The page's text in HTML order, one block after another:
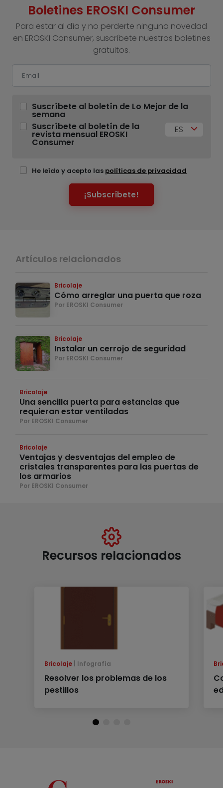
Boletines EROSKI Consumer
Para estar al día y no perderte ninguna novedad
en EROSKI Consumer, suscríbete nuestros boletines
gratuitos.
Suscríbete al boletín de Lo Mejor de la
semana
Suscríbete al boletín de la
revista mensual EROSKI
Consumer
ES
He leído y acepto las políticas de privacidad
¡Subscríbete!
Artículos relacionados
Bricolaje
Cómo arreglar una puerta que roza
Por EROSKI Consumer
Bricolaje
Instalar un cerrojo de seguridad
Por EROSKI Consumer
Bricolaje
Una sencilla puerta para estancias que
requieran estar ventiladas
Por EROSKI Consumer
Bricolaje
Ventajas y desventajas del empleo de
cristales transparentes para las puertas de
los armarios
Por EROSKI Consumer
Recursos relacionados
Bricolaje Infografía
Resolver los problemas de los
pestillos